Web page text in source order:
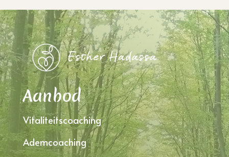
Aanbod
Vitaliteitscoaching
Ademcoaching